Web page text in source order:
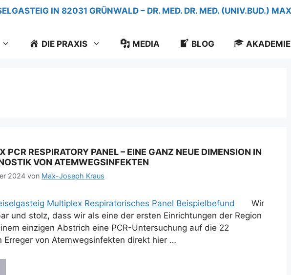
DIE PRAXIS MEDIA BLOG AKADEMIE
PCR RESPIRATORY PANEL – EINE GANZ NEUE DIMENSION IN
VON ATEMWEGSINFEKTEN
2024 von Max-Joseph Kraus
Wir
und stolz, dass wir als eine der ersten Einrichtungen der Region
einzigen Abstrich eine PCR-Untersuchung auf die 22
Erreger von Atemwegsinfekten direkt hier …